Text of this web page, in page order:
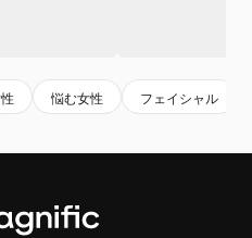
悩む女性 フェイシャル